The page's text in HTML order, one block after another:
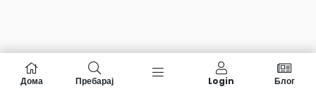
Дома Пребарај Login Блог